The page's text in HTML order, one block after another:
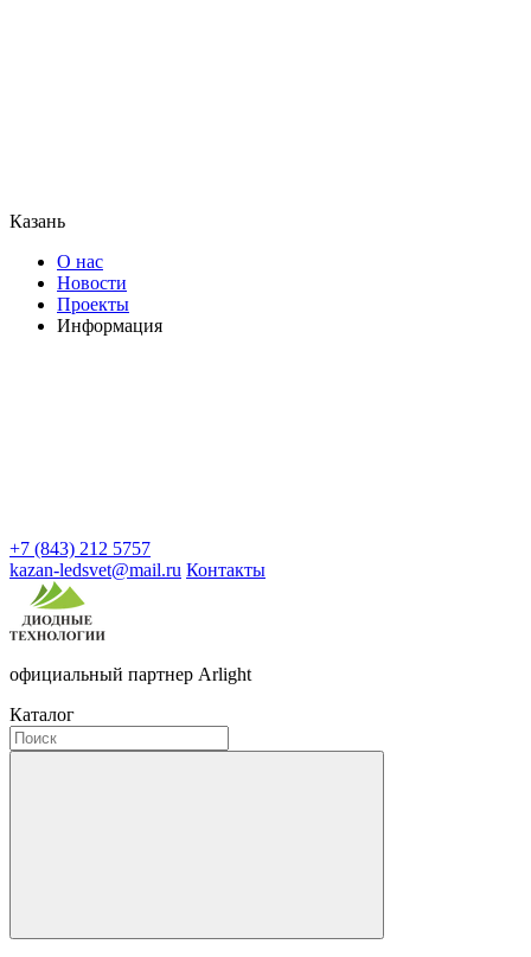
Казань
О нас
Новости
Проекты
Информация
+7 (843) 212 5757
kazan-ledsvet@mail.ru Контакты
официальный партнер Arlight
Каталог